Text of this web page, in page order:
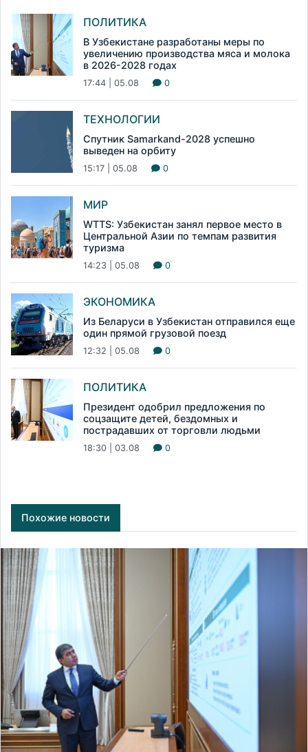
ПОЛИТИКА
В Узбекистане разработаны меры по
увеличению производства мяса и молока
в 2026-2028 годах
17:44 | 05.08 0
ТЕХНОЛОГИИ
Спутник Samarkand-2028 успешно
выведен на орбиту
15:17 | 05.08 0
МИР
WTTS: Узбекистан занял первое место в
Центральной Азии по темпам развития
туризма
14:23 | 05.08 0
ЭКОНОМИКА
Из Беларуси в Узбекистан отправился еще
один прямой грузовой поезд
12:32 | 05.08 0
ПОЛИТИКА
Президент одобрил предложения по
соцзащите детей, бездомных и
пострадавших от торговли людьми
18:30 | 03.08 0
Похожие новости